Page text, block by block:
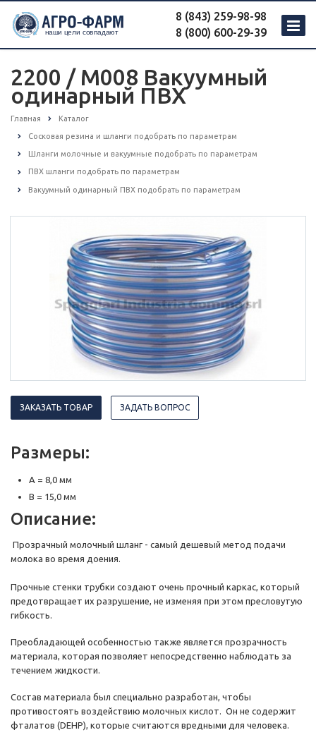
8 (843) 259-98-98
8 (800) 600-29-39
2200 / M008 Вакуумный
одинарный ПВХ
Главная Каталог
Сосковая резина и шланги подобрать по параметрам
Шланги молочные и вакуумные подобрать по параметрам
ПВХ шланги подобрать по параметрам
Вакуумный одинарный ПВХ подобрать по параметрам
ЗАКАЗАТЬ ТОВАР ЗАДАТЬ ВОПРОС
Размеры:
A = 8,0 мм
B = 15,0 мм
Описание:
Прозрачный молочный шланг - самый дешевый метод подачи
молока во время доения.
Прочные стенки трубки создают очень прочный каркас, который
предотвращает их разрушение, не изменяя при этом пресловутую
гибкость.
Преобладающей особенностью также является прозрачность
материала, которая позволяет непосредственно наблюдать за
течением жидкости.
Состав материала был специально разработан, чтобы
противостоять воздействию молочных кислот. Он не содержит
фталатов (DEHP), которые считаются вредными для человека.